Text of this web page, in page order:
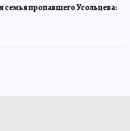
семья пропавшего Усольцева: